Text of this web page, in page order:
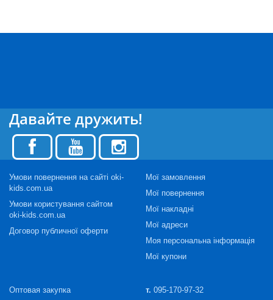
Давайте дружить!
Умови повернення на сайті oki-
kids.com.ua
Умови користування сайтом
oki-kids.com.ua
Договор публичної оферти
Мої замовлення
Мої повернення
Мої накладні
Мої адреси
Моя персональна інформація
Мої купони
Оптовая закупка т. 095-170-97-32